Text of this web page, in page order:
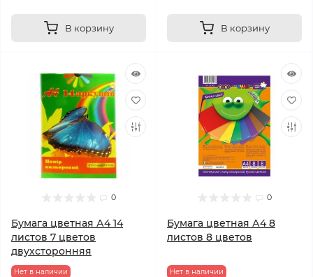
В корзину В корзину
0
Бумага цветная А4 14
листов 7 цветов
двухсторонняя
Нет в наличии
0
Бумага цветная А4 8
листов 8 цветов
Нет в наличии